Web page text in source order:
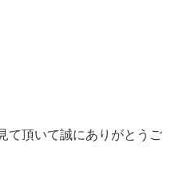
て頂いて誠にありがとうご